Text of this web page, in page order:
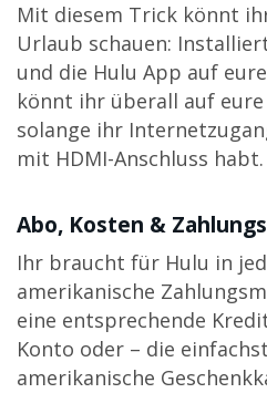
Mit diesem Trick könnt
Urlaub schauen:
und die Hulu App auf
könnt ihr überall auf
solange ihr
mit HDMI-Anschluss habt.
Abo, Kosten &
Ihr braucht für Hulu in
amerikanische
eine entsprechende
Konto oder – die
amerikanische